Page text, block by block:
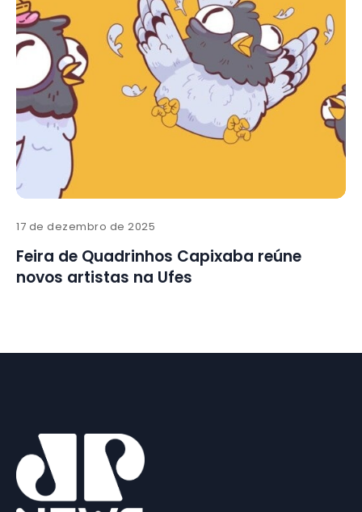
17 de dezembro de 2025
Feira de Quadrinhos Capixaba reúne
novos artistas na Ufes